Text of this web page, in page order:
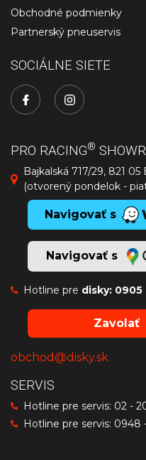
Obchodné podmienky
Partnerský pneuservis
SOCIÁLNE SIETE
PRO RACING®
Bajkalská 717/29, 821 05
(otvorený pondelok -
Navigovať s
Navigovať s
Hotline pre disky: 0905
Zavolať
obchod@disky.sk
SERVIS
Hotline pre servis: 02 -
Hotline pre servis: 0948